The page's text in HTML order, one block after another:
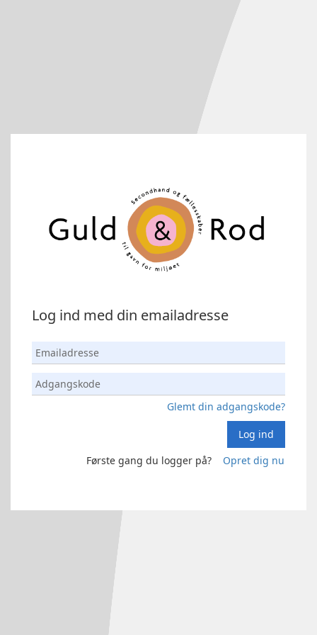
Log ind med din emailadresse
Glemt din adgangskode?
Log ind
Første gang du logger på?
Opret dig nu